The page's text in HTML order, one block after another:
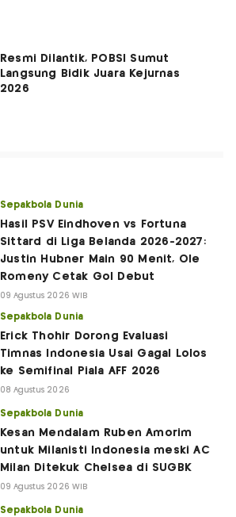
Resmi Dilantik, POBSI Sumut
Langsung Bidik Juara Kejurnas
2026
Sepakbola Dunia
Hasil PSV Eindhoven vs Fortuna
Sittard di Liga Belanda 2026-2027:
Justin Hubner Main 90 Menit, Ole
Romeny Cetak Gol Debut
09 Agustus 2026 WIB
Sepakbola Dunia
Erick Thohir Dorong Evaluasi
Timnas Indonesia Usai Gagal Lolos
ke Semifinal Piala AFF 2026
08 Agustus 2026
Sepakbola Dunia
Kesan Mendalam Ruben Amorim
untuk Milanisti Indonesia meski AC
Milan Ditekuk Chelsea di SUGBK
09 Agustus 2026 WIB
Sepakbola Dunia